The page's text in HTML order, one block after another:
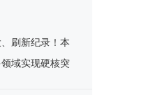
刷新纪录！本
域实现硬核突